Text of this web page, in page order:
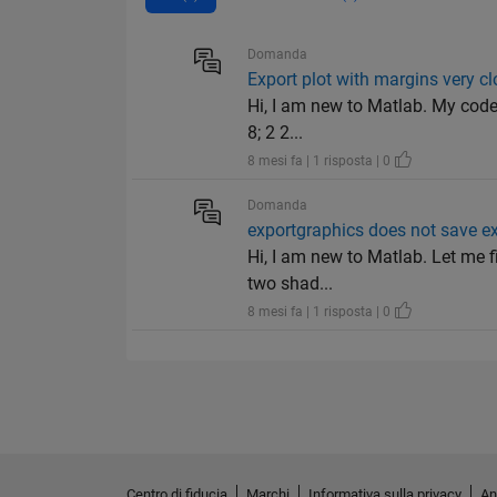
Domanda
Export plot with margins very
Hi, I am new to Matlab. My
8; 2 2...
8 mesi fa | 1 risposta | 0
Domanda
exportgraphics does not save
Hi, I am new to Matlab. Let
two shad...
8 mesi fa | 1 risposta | 0